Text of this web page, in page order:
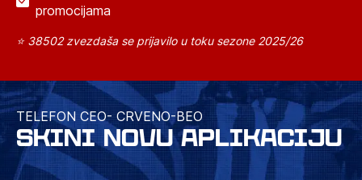
promocijama
⭐ 38502 zvezdaša se prijavilo u toku sezone 2025/26
TELEFON CEO- CRVENO-BEO
SKINI NOVU APLIKACIJU